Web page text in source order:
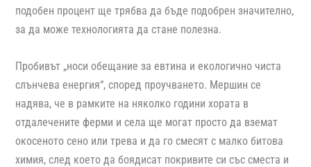
подобен процент ще трябва да бъде подобрен значително,
за да може технологията да стане полезна.
Пробивът „носи обещание за евтина и екологично чиста
слънчева енергия“, според проучването. Мершин се
надява, че в рамките на няколко години хората в
отдалечените ферми и села ще могат просто да вземат
окосеното сено или трева и да го смесят с малко битова
химия, след което да боядисат покривите си със сместа и